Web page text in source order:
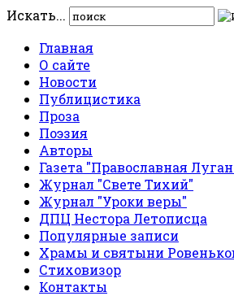
Искать...
Главная
О сайте
Новости
Публицистика
Проза
Поэзия
Авторы
Газета "Православная
Журнал "Свете Тихий"
Журнал "Уроки веры"
ДПЦ Нестора Летописца
Популярные записи
Храмы и святыни
Стиховизор
Контакты